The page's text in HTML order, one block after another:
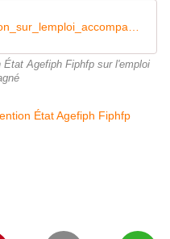
Agefiph Fiphfp sur l'emploi